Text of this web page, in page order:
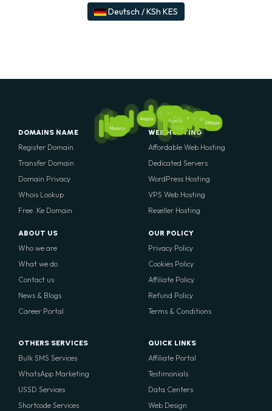
Deutsch / KSh KES
Kenya
Egypt
South Africa
Nigeria
Mali
Morocco
Rwanda Tanzania
Ethiopia
Angola Uganda
DOMAINS NAME
Register Domain
Transfer Domain
Domain Privacy
Whois Lookup
Free .Ke Domain
ABOUT US
Who we are
What we do
Contact us
News & Blogs
Career Portal
WEB HOSTING
Affordable Web Hosting
Dedicated Servers
WordPress Hosting
VPS Web Hosting
Reseller Hosting
OUR POLICY
Privacy Policy
Cookies Policy
Affiliate Policy
Refund Policy
Terms & Conditions
OTHERS SERVICES
Bulk SMS Services
WhatsApp Marketing
USSD Services
Shortcode Services
QUICK LINKS
Affiliate Portal
Testimonials
Data Centers
Web Design